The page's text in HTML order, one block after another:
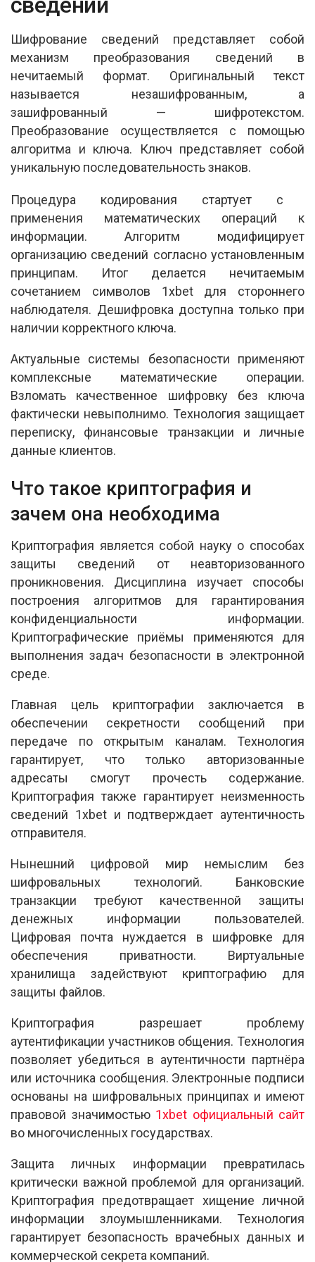
A
p
p
o
k
Шифрование сведений представляет собой
механизм преобразования сведений в
нечитаемый формат. Оригинальный текст
называется незашифрованным, а
зашифрованный — шифротекстом.
Преобразование осуществляется с помощью
алгоритма и ключа. Ключ представляет собой
уникальную последовательность знаков.
Процедура кодирования стартует с
применения математических операций к
информации. Алгоритм модифицирует
организацию сведений согласно установленным
принципам. Итог делается нечитаемым
сочетанием символов 1xbet для стороннего
наблюдателя. Дешифровка доступна только при
наличии корректного ключа.
Актуальные системы безопасности применяют
комплексные математические операции.
Взломать качественное шифровку без ключа
фактически невыполнимо. Технология защищает
переписку, финансовые транзакции и личные
данные клиентов.
Что такое криптография и
зачем она необходима
Криптография является собой науку о способах
защиты сведений от неавторизованного
проникновения. Дисциплина изучает способы
построения алгоритмов для гарантирования
конфиденциальности информации.
Криптографические приёмы применяются для
выполнения задач безопасности в электронной
среде.
Главная цель криптографии заключается в
обеспечении секретности сообщений при
передаче по открытым каналам. Технология
гарантирует, что только авторизованные
адресаты смогут прочесть содержание.
Криптография также гарантирует неизменность
сведений 1xbet и подтверждает аутентичность
отправителя.
Нынешний цифровой мир немыслим без
шифровальных технологий. Банковские
транзакции требуют качественной защиты
денежных информации пользователей.
Цифровая почта нуждается в шифровке для
обеспечения приватности. Виртуальные
хранилища задействуют криптографию для
защиты файлов.
Криптография разрешает проблему
аутентификации участников общения. Технология
позволяет убедиться в аутентичности партнёра
или источника сообщения. Электронные подписи
основаны на шифровальных принципах и имеют
правовой значимостью 1xbet официальный сайт
во многочисленных государствах.
Защита личных информации превратилась
критически важной проблемой для организаций.
Криптография предотвращает хищение личной
информации злоумышленниками. Технология
гарантирует безопасность врачебных данных и
коммерческой секрета компаний.